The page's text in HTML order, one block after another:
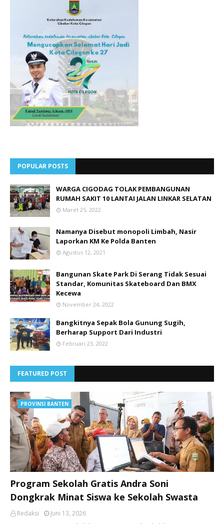
POPULAR POSTS
WARGA CIGODAG TOLAK PEMBANGUNAN
RUMAH SAKIT 10 LANTAI JALAN LINKAR SELATAN
Maret 25, 2022
Namanya Disebut monopoli Limbah, Nasir
Laporkan KM Ke Polda Banten
Agustus 12, 2021
Bangunan Skate Park Di Serang Tidak Sesuai
Standar, Komunitas Skateboard Dan BMX
Kecewa
November 24, 2022
Bangkitnya Sepak Bola Gunung Sugih,
Berharap Support Dari Industri
Februari 23, 2022
FEATURED POST
PROVINSI BANTEN
Program Sekolah Gratis Andra Soni
Dongkrak Minat Siswa ke Sekolah Swasta
Redaksi
Juni 13, 2026